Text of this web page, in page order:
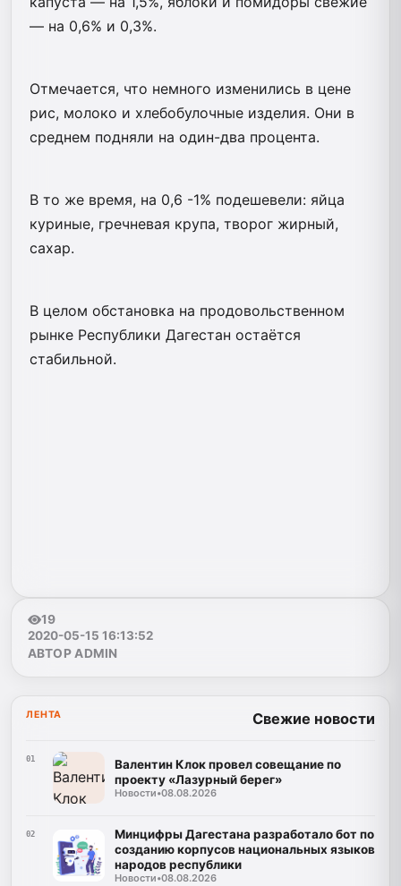
— на 0,6% и 0,3%.
Отмечается, что немного изменились в цене
рис, молоко и хлебобулочные изделия. Они в
среднем подняли на один-два процента.
В то же время, на 0,6 -1% подешевели: яйца
куриные, гречневая крупа, творог жирный,
сахар.
В целом обстановка на продовольственном
рынке Республики Дагестан остаётся
стабильной.
19
2020-05-15 16:13:52
АВТОР ADMIN
ЛЕНТА Свежие новости
01
Валентин Клок провел совещание по
проекту «Лазурный берег»
Новости•08.08.2026
02
Минцифры Дагестана разработало бот по
созданию корпусов национальных языков
народов республики
Новости•08.08.2026